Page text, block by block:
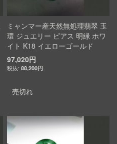
ミャンマー産天然無処理翡翠 玉
環 ジュエリー ピアス 明緑 ホワ
イト K18 イエローゴールド
97,020円
88,200円
売切れ